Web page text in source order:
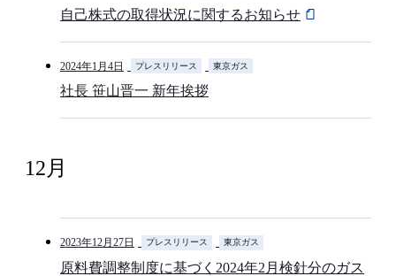
自己株式の取得状況に関するお知らせ
2024年1月4日 プレスリリース 東京ガス
社長 笹山晋一 新年挨拶
12月
2023年12月27日 プレスリリース 東京ガス
原料費調整制度に基づく2024年2月検針分のガス